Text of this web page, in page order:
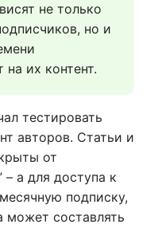
не только
но и
на их контент.
тестировать
авторов. Статьи и
от
– а для доступа к
подписку,
может составлять